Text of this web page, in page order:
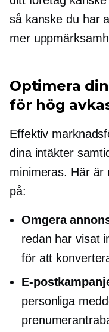
så kanske du har
mer
Optimera
för hög
Effektiv
dina intäkter
minimeras. Här är
på:
Omgera
redan har visat
för att
E-
personliga